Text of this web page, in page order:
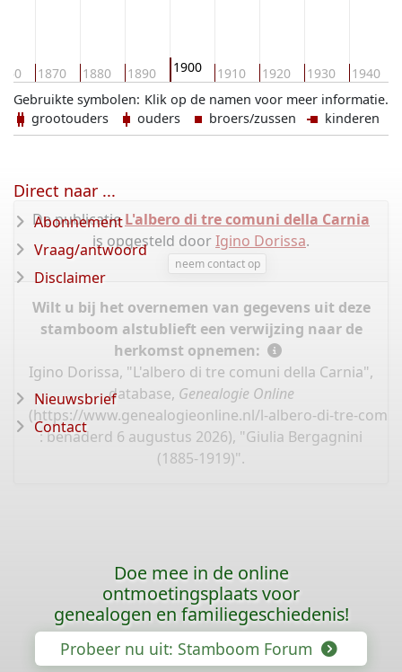
1870 1880 1890 1900 1910 1920 1930 1940
Klik op de namen voor meer informatie.
Gebruikte symbolen:
grootouders
ouders broers/zussen kinderen
De publicatieL'albero di tre comuni della Carnia
is opgesteld doorIgino Dorissa.
neem contact op
Wilt u bij het overnemen van gegevens uit deze
stamboom alstublieft een verwijzing naar de
herkomst opnemen:
Igino Dorissa, "L'albero di tre comuni della Carnia",
database, Genealogie Online
(https://www.genealogieonline.nl/l-albero-di-tre-
: benaderd 6 augustus 2026), "Giulia Bergagnini
(1885-1919)".
Direct naar ...
Abonnement
Vraag/antwoord
Disclaimer
Nieuwsbrief
Contact
Doe mee in de online
ontmoetingsplaats voor
genealogen en familiegeschiedenis!
Probeer nu uit: Stamboom Forum